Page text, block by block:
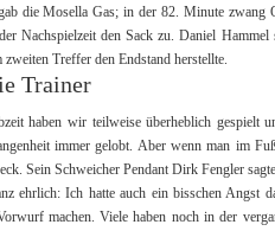
die Mosella Gas; in der 82. Minute zwang
Nachspielzeit den Sack zu. Daniel
Treffer den Endstand herstellte.
Trainer
haben wir teilweise überheblich gespielt
immer gelobt. Aber wenn man im
Sein Schweicher Pendant Dirk Fengler
ehrlich: Ich hatte auch ein bisschen Angst
machen. Viele haben noch in der